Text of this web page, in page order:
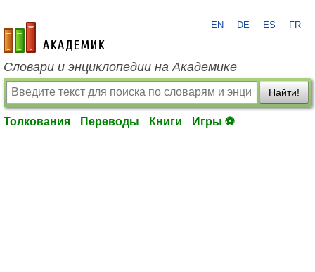
academic.ru
EN DE ES FR
Словари и энциклопедии на Академике
Найти!
Толкования Переводы Книги Игры ⚽